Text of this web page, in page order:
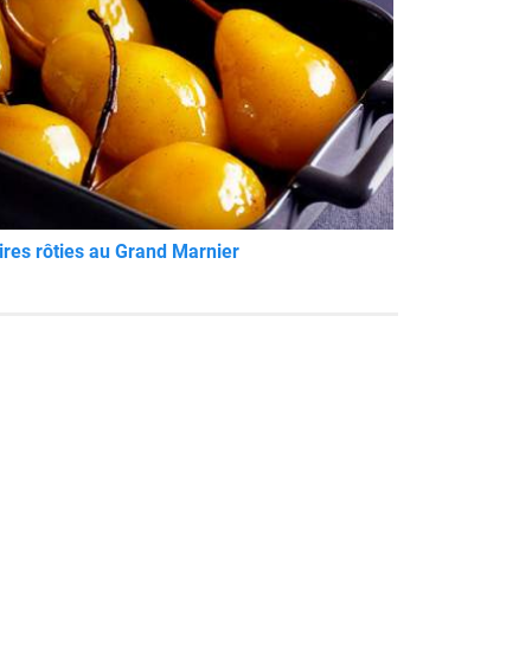
rôties au Grand Marnier